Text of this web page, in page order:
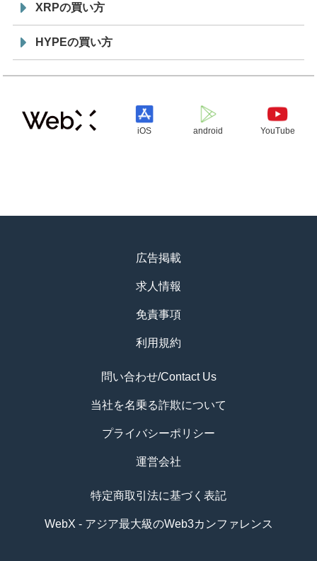
XRPの買い方
HYPEの買い方
iOS android YouTube
広告掲載
求人情報
免責事項
利用規約
問い合わせ/Contact Us
当社を名乗る詐欺について
プライバシーポリシー
運営会社
特定商取引法に基づく表記
WebX - アジア最大級のWeb3カンファレンス